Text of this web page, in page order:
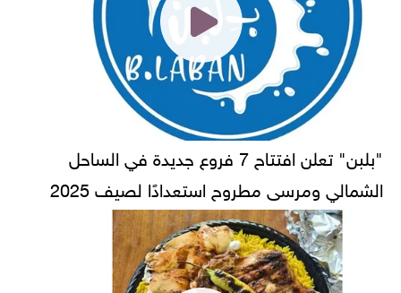
"بلبن" تعلن افتتاح 7 فروع جديدة في الساحل
الشمالي ومرسى مطروح استعدادًا لصيف 2025